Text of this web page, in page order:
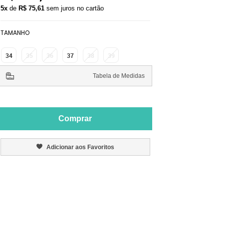
5xde R$ 75,61 sem juros no cartão
TAMANHO
34 37
Tabela de Medidas
Comprar
Adicionar aos Favoritos